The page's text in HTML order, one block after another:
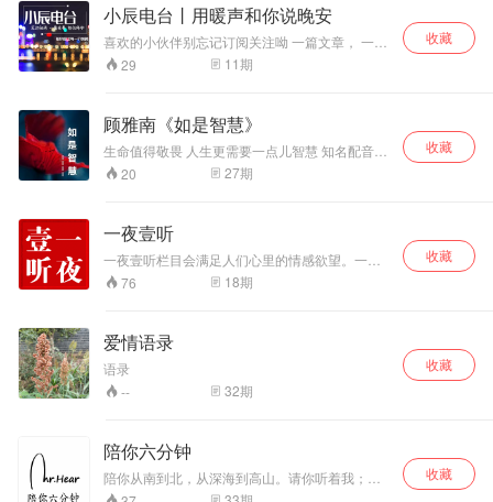
爱美食，财权可
失，美食尚不可缺
也！吹最温柔的
风，和森林品尝最
森居，美食居住的
地方，让我们一起
来到森居，听听馋
嘴说吃，感受美食
文化。有建议和喜
LOVE Dober dan!
我是森林，你朝夕
相伴触手可及的虚
小辰电台丨用暖声和你说晚安
喜欢的小伙伴别忘记订阅关注呦 一篇文章， 一个
故事， 愿你今夜好梦。 你的安然入睡， 就是我
最大的动力。 晚安~~ 祝你好梦..........
29 11期
收藏
顾雅南《如是智慧》
生命值得敬畏 人生更需要一点儿智慧 知名配音人
顾雅南用声音为你寻找快乐的钥匙 爱是对父母长
辈的孝顺 爱是对师长领导的恭敬 爱是对人生伴侣
诚信 爱是一切生命的源泉 爱是我们内心对人类自
然环境和宇宙万物需要的真实感受
20 27期
收藏
一夜壹听
一夜壹听栏目会满足人们心里的情感欲望。一方
面，人们通过这个节目可以深探自己的内心生
活，以此为自己的情感和生活定位，并转移自身
在公共媒体进行情感倾诉，以博取他人的同情，
寻求心理的安慰。 情感类节目还是为忙碌的都市
人提供了一个述说情感的平台。在讲述类节目繁
荣到泛滥的今天，已经很难将情感类再推开，几
乎所有的情感类节目都会涉及情感话题，甚至，
节目，以满足观众的心理需要。
76 18期
收藏
爱情语录
语录
--
32期
收藏
陪你六分钟
陪你从南到北，从深海到高山。请你听着我；让
我陪你六分钟，“用最柔情的男声陪伴你每一个夜
收藏